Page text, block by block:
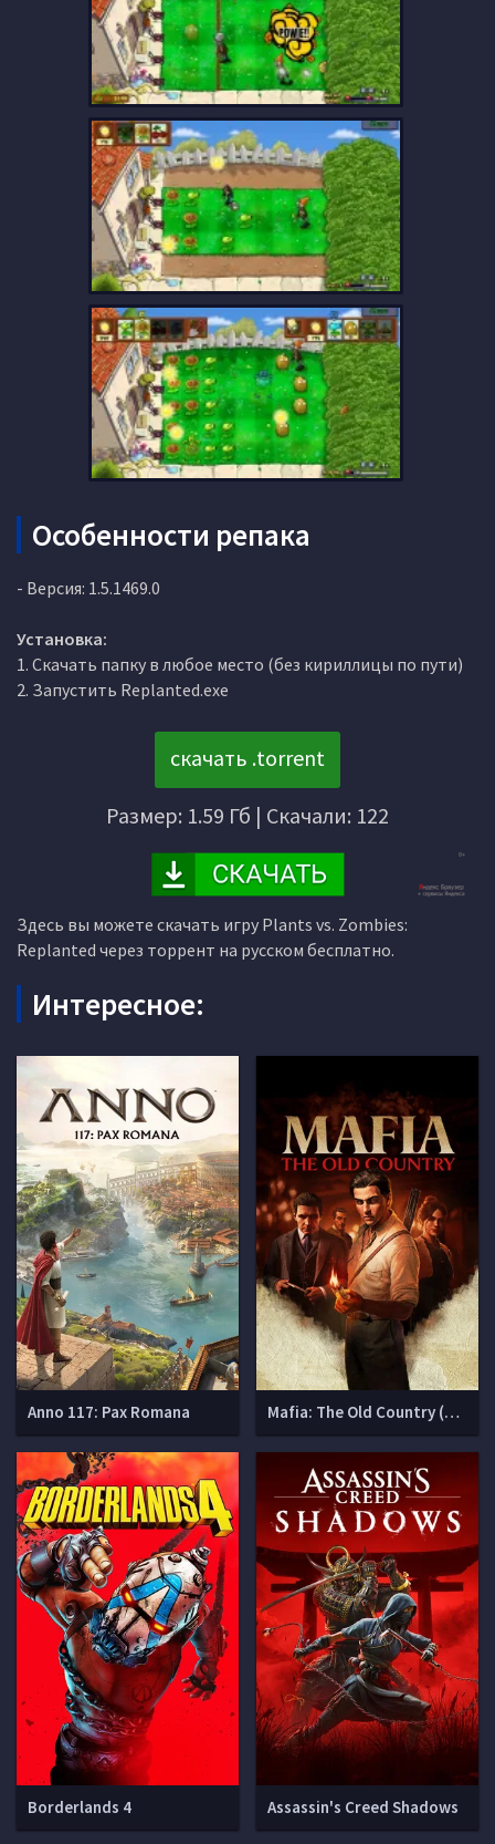
Особенности репака
- Версия: 1.5.1469.0
Установка:
1. Скачать папку в любое место (без кириллицы по пути)
2. Запустить Replanted.exe
скачать .torrent
Размер: 1.59 Гб | Скачали: 122
Здесь вы можете скачать игру Plants vs. Zombies:
Replanted через торрент на русском бесплатно.
Интересное:
Anno 117: Pax Romana Mafia: The Old Country (Мафия 4)
Borderlands 4 Assassin's Creed Shadows